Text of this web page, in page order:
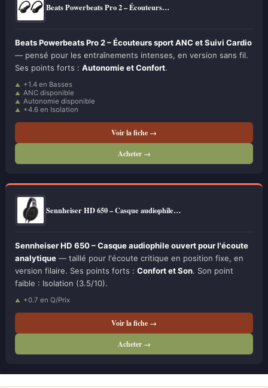
Beats Powerbeats Pro 2 – Écouteurs…
Beats Powerbeats Pro 2 – Écouteurs sport ANC et Suivi Cardio
— pensé pour les entraînements intenses, en version sans fil.
Ses points forts : Autonomie et Confort.
+1.4 en Basses
ANC disponible
Autonomie disponible
+4.6 en Isolation
Voir la fiche →
Acheter →
Sennheiser HD 650 – Casque audiophile…
Sennheiser HD 650 – Casque audiophile ouvert pour l'écoute
analytique — taillé pour l'écoute critique en position fixe, en
version filaire. Ses points forts : Confort et Son. Son point
faible : Isolation (3.5/10).
+0.7 en Q/Prix
Voir la fiche →
Acheter →